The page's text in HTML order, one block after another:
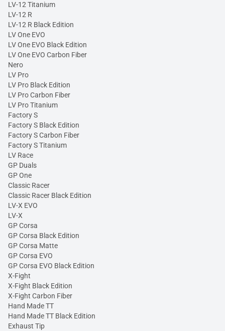
LV-12 Titanium
LV-12 R
LV-12 R Black Edition
LV One EVO
LV One EVO Black Edition
LV One EVO Carbon Fiber
Nero
LV Pro
LV Pro Black Edition
LV Pro Carbon Fiber
LV Pro Titanium
Factory S
Factory S Black Edition
Factory S Carbon Fiber
Factory S Titanium
LV Race
GP Duals
GP One
Classic Racer
Classic Racer Black Edition
LV-X EVO
LV-X
GP Corsa
GP Corsa Black Edition
GP Corsa Matte
GP Corsa EVO
GP Corsa EVO Black Edition
X-Fight
X-Fight Black Edition
X-Fight Carbon Fiber
Hand Made TT
Hand Made TT Black Edition
Exhaust Tip